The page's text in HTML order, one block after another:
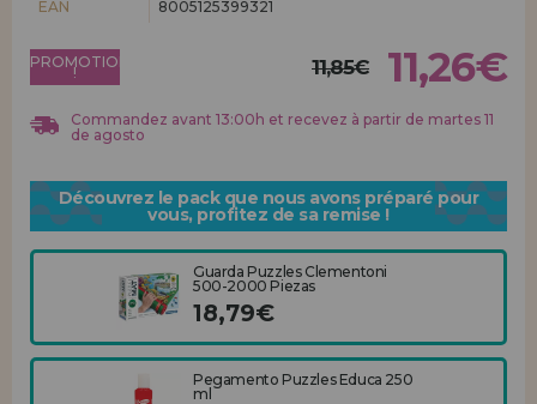
Allez-y! Nous vous attendions.
ENREGISTREMENT DISTRIBUTEUR
EAN
8005125399321
PROMOTION
! 11,85€ 11,26€
Commandez avant 13:00h et recevez à partir de martes 11
de agosto
Découvrez le pack que nous avons préparé pour
vous, profitez de sa remise !
Guarda Puzzles Clementoni
500-2000 Piezas
18,79€
Pegamento Puzzles Educa 250
ml